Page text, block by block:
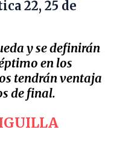
22, 25 de
y se definirán
en los
tendrán ventaja
de final.